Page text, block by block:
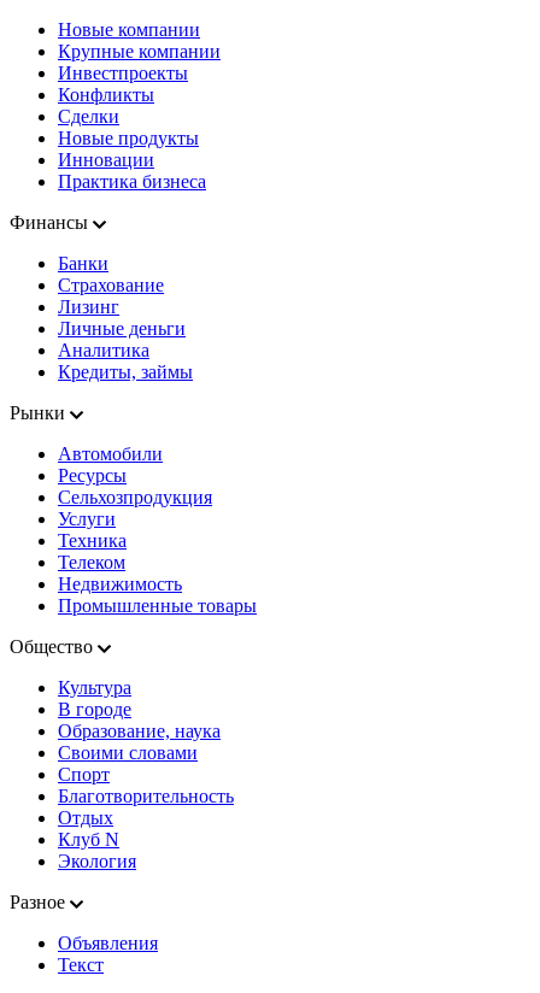
Новые компании
Крупные компании
Инвестпроекты
Конфликты
Сделки
Новые продукты
Инновации
Практика бизнеса
Финансы
Банки
Страхование
Лизинг
Личные деньги
Аналитика
Кредиты, займы
Рынки
Автомобили
Ресурсы
Сельхозпродукция
Услуги
Техника
Телеком
Недвижимость
Промышленные товары
Общество
Культура
В городе
Образование, наука
Своими словами
Спорт
Благотворительность
Отдых
Клуб N
Экология
Разное
Объявления
Текст